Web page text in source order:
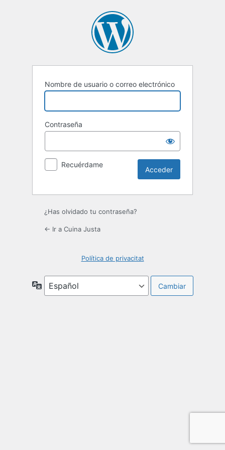
Nombre de usuario o correo electrónico
Contraseña
Recuérdame
¿Has olvidado tu contraseña?
← Ir a Cuina Justa
Política de privacitat
Idioma